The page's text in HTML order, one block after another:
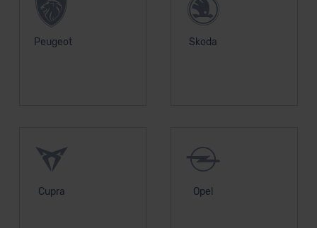
Peugeot Skoda
Cupra Opel